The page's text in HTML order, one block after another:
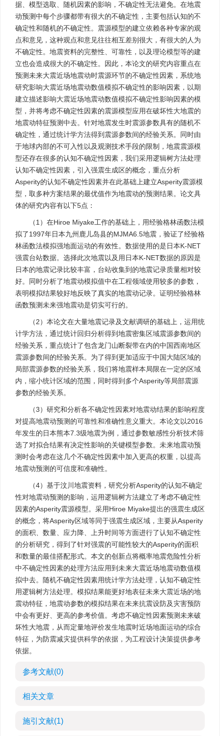
据、模型选取、随机因素的影响，不确定性无法避免。在地震
动预测中每个步骤都带有很大的不确定性，主要包括认知的不
确定性和随机的不确定性。震源模型的建立依赖各种专家的观
点和意见，这种观点和意见往往相互差别很大，有很大的人为
不确定性。地震资料的完整性、可靠性，以及理论模型等的建
立也会造成很大的不确定性。因此，本论文的研究内容重点在
预测未来大震近场地震动时震源环节的不确定性因素，系统地
研究影响大震近场地震动数值模拟不确定性的影响因素，以期
建立描述影响大震近场地震动数值模拟不确定性影响因素的模
型，并将考虑不确定性因素的震源模型应用在破坏性大地震的
地震动特征预测中去。针对地震发生时震源参数具有的随机不
确定性，通过统计学方法得到震源参数间的经验关系。同时由
于地球内部的不可入性以及观测技术手段的限制，地震震源模
型还存在很多的认知不确定性因素，我们采用逻辑树方法处理
认知不确定性因素，引入强震生成区的概念，重点分析
Asperity的认知不确定性因素并在此基础上建立Asperity震源模
型，取多种方案结果的最优值作为地震动的预测结果。论文具
体的研究内容有以下5点：
（1）在Hiroe Miyake工作的基础上，用经验格林函数法模
拟了1997年日本九州鹿儿岛县的MJMA6.5地震，验证了经验格
林函数法模拟强地面运动的有效性。数据使用的是日本K-NET
强震台站数据。选择此次地震以及用日本K-NET数据的原因是
日本的地震记录比较丰富，台站收集到的地震记录质量相对较
好。同时分析了地震动模拟值中在工程领域使用较多的参数，
表明模拟结果较好地反映了真实的地震动记录。证明经验格林
函数预测未来强地震动是切实可行的。
（2）本论文在大量地震记录及文献调研的基础上，运用统
计学方法，通过统计回归分析得到地震密集区域震源参数间的
经验关系，重点统计了包含龙门山断裂带在内的中国西南地区
震源参数间的经验关系。为了得到更加适应于中国大陆区域的
局部震源参数的经验关系，我们将地震样本局限在一定的区域
内，缩小统计区域的范围，同时得到多个Asperity等局部震源
参数的经验关系。
（3）研究和分析各不确定性因素对地震动结果的影响程度
对提高地震动预测的可靠性和准确性意义重大。本论文以2016
年发生的日本熊本7.3级地震为例，通过参数敏感性分析技术筛
选了对拟合结果有决定性影响的关键模型参数。未来地震动预
测时会考虑在这几个不确定性因素中加入更高的权重，以提高
地震动预测的可信度和准确性。
（4）基于汶川地震资料，研究分析Asperity的认知不确定
性对地震动预测的影响，运用逻辑树方法建立了考虑不确定性
因素的Asperity震源模型。采用Hiroe Miyake提出的强震生成区
的概念，将Asperity区域等同于强震生成区域，主要从Asperity
的面积、数量、应力降、上升时间等方面进行了认知不确定性
的分析研究，得到了针对强震的可能性较大的Asperity的面积
和数量的最佳搭配形式。本文的创新点将概率地震危险性分析
中不确定性因素的处理方法应用到未来大震近场地震动数值模
拟中去。随机不确定性因素用统计学方法处理，认知不确定性
用逻辑树方法处理。模拟结果能更好地表征未来大震近场的地
震动特征，地震动参数的模拟结果在未来抗震设防及灾害预防
中会有更好、更高的参考价值。考虑不确定性因素预测未来破
坏性大地震，从而定量地评价发生地震时近场地面运动的综合
特征，为防震减灾提供科学的依据，为工程设计决策提供参考
依据。
参考文献(0)
相关文章
施引文献(1)